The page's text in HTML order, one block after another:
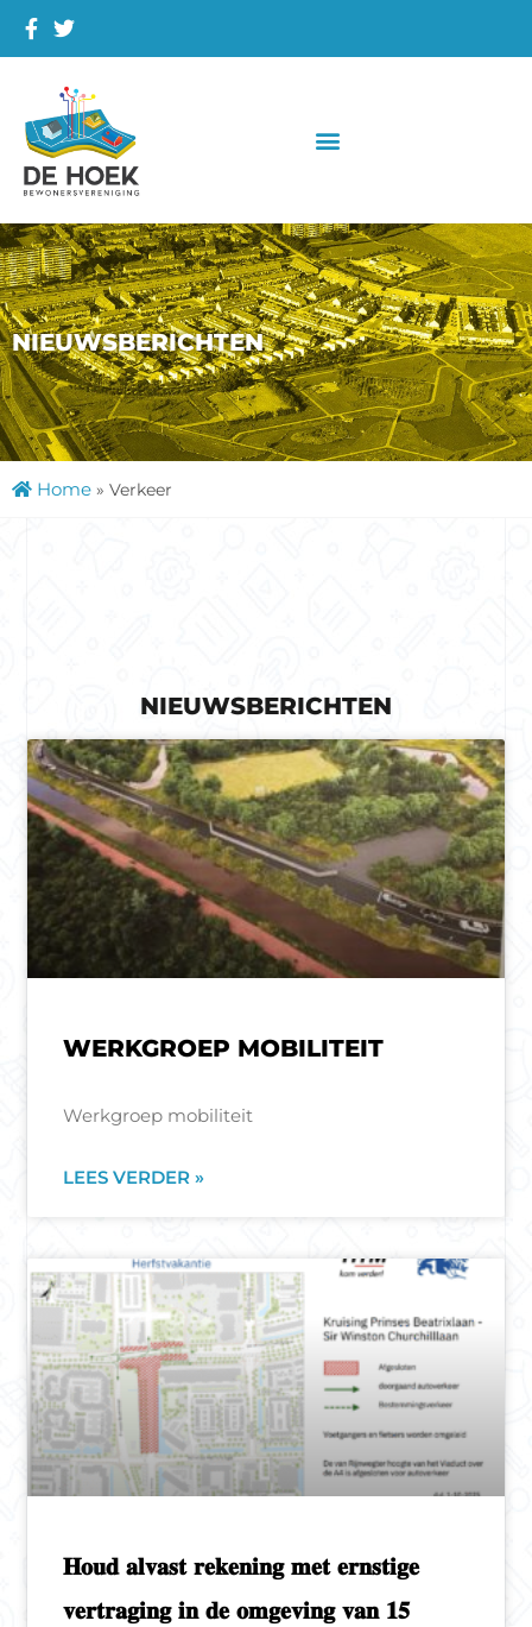
NIEUWSBERICHTEN
Home » Verkeer
NIEUWSBERICHTEN
WERKGROEP MOBILITEIT
Werkgroep mobiliteit
LEES VERDER »
𝐇𝐨𝐮𝐝 𝐚𝐥𝐯𝐚𝐬𝐭 𝐫𝐞𝐤𝐞𝐧𝐢𝐧𝐠 𝐦𝐞𝐭 𝐞𝐫𝐧𝐬𝐭𝐢𝐠𝐞
𝐯𝐞𝐫𝐭𝐫𝐚𝐠𝐢𝐧𝐠 𝐢𝐧 𝐝𝐞 𝐨𝐦𝐠𝐞𝐯𝐢𝐧𝐠 𝐯𝐚𝐧 𝟏𝟓